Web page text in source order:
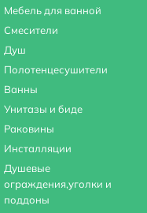
Мебель для ванной
Смесители
Душ
Полотенцесушители
Ванны
Унитазы и биде
Раковины
Инсталляции
Душевые
ограждения,уголки и
поддоны